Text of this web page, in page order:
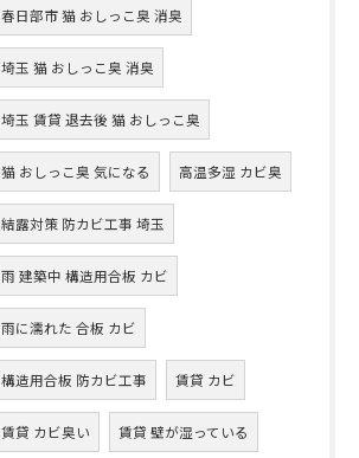
春日部市 猫 おしっこ臭 消臭
埼玉 猫 おしっこ臭 消臭
埼玉 賃貸 退去後 猫 おしっこ臭
猫 おしっこ臭 気になる 高温多湿 カビ臭
結露対策 防カビ工事 埼玉
雨 建築中 構造用合板 カビ
雨に濡れた 合板 カビ
構造用合板 防カビ工事 賃貸 カビ
賃貸 カビ臭い 賃貸 壁が湿っている